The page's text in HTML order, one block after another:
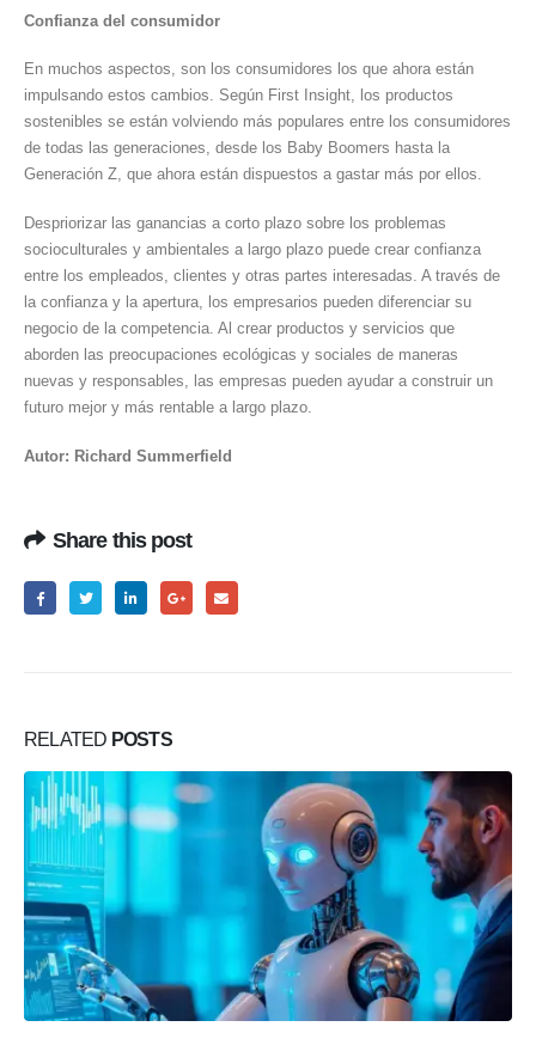
Confianza del consumidor
En muchos aspectos, son los consumidores los que ahora están
impulsando estos cambios. Según First Insight, los productos
sostenibles se están volviendo más populares entre los consumidores
de todas las generaciones, desde los Baby Boomers hasta la
Generación Z, que ahora están dispuestos a gastar más por ellos.
Despriorizar las ganancias a corto plazo sobre los problemas
socioculturales y ambientales a largo plazo puede crear confianza
entre los empleados, clientes y otras partes interesadas. A través de
la confianza y la apertura, los empresarios pueden diferenciar su
negocio de la competencia. Al crear productos y servicios que
aborden las preocupaciones ecológicas y sociales de maneras
nuevas y responsables, las empresas pueden ayudar a construir un
futuro mejor y más rentable a largo plazo.
Autor: Richard Summerfield
Share this post
RELATED POSTS